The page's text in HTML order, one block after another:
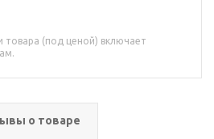
(под ценой) включает
о товаре